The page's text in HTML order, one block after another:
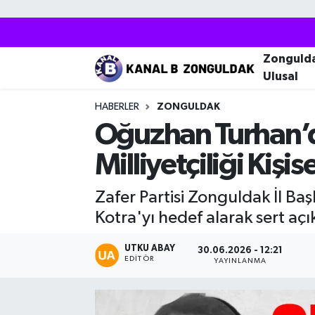
Ulusal
HABERLER ZONGULDAK
Oğuzhan
Milliyetçiliği
Zafer Partisi Zonguldak İl
Kotra'yı hedef alarak sert
UTKU ABAY
EDITÖR
30.06.2026 - 12:21
YAYINLANMA
Zonguldak Nöbetçi Eczaneler
Zonguldak Trafik Yoğunluk Haritası
Puan Durumu ve Fikstür
Tüm Manşetler
Haber Arşivi